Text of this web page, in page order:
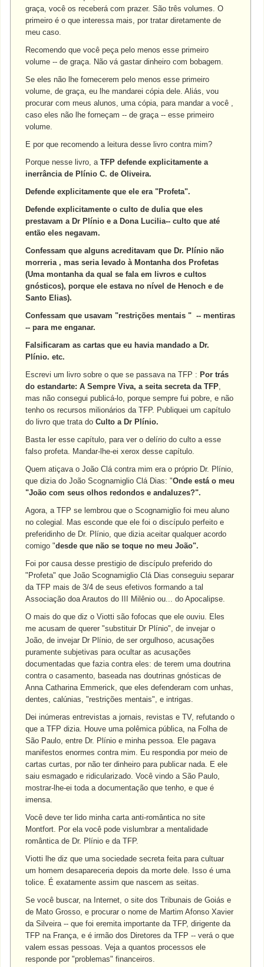
graça, você os receberá com prazer. São três volumes. O
primeiro é o que interessa mais, por tratar diretamente de
meu caso.
Recomendo que você peça pelo menos esse primeiro
volume -- de graça. Não vá gastar dinheiro com bobagem.
Se eles não lhe fornecerem pelo menos esse primeiro
volume, de graça, eu lhe mandarei cópia dele. Aliás, vou
procurar com meus alunos, uma cópia, para mandar a você ,
caso eles não lhe forneçam -- de graça -- esse primeiro
volume.
E por que recomendo a leitura desse livro contra mim?
Porque nesse livro, aTFP defende explicitamente a
inerrância de Plínio C. de Oliveira.
Defende explicitamente que ele era "Profeta".
Defende explicitamente o culto de dulia que eles
prestavam a Dr Plínio e a Dona Lucilia-- culto que até
então eles negavam.
Confessam que alguns acreditavam que Dr. Plínio não
morreria , mas seria levado à Montanha dos Profetas
(Uma montanha da qual se fala em livros e cultos
gnósticos), porque ele estava no nível de Henoch e de
Santo Elias).
Confessam que usavam "restrições mentais " -- mentiras
-- para me enganar.
Falsificaram as cartas que eu havia mandado a Dr.
Plínio. etc.
Escrevi um livro sobre o que se passava na TFP : Por trás
do estandarte: A Sempre Viva, a seita secreta da TFP,
mas não consegui publicá-lo, porque sempre fui pobre, e não
tenho os recursos milionários da TFP. Publiquei um capítulo
do livro que trata do Culto a Dr Plínio.
Basta ler esse capítulo, para ver o delírio do culto a esse
falso profeta. Mandar-lhe-ei xerox desse capítulo.
Quem atiçava o João Clá contra mim era o próprio Dr. Plínio,
que dizia do João Scognamiglio Clá Dias: "Onde está o meu
"João com seus olhos redondos e andaluzes?".
Agora, a TFP se lembrou que o Scognamiglio foi meu aluno
no colegial. Mas esconde que ele foi o discípulo perfeito e
preferidinho de Dr. Plínio, que dizia aceitar qualquer acordo
comigo "desde que não se toque no meu João".
Foi por causa desse prestigio de discípulo preferido do
"Profeta" que João Scognamiglio Clá Dias conseguiu separar
da TFP mais de 3/4 de seus efetivos formando a tal
Associação doa Arautos do III Milênio ou... do Apocalipse.
O mais do que diz o Viotti são fofocas que ele ouviu. Eles
me acusam de querer "substituir Dr Plínio", de invejar o
João, de invejar Dr Plínio, de ser orgulhoso, acusações
puramente subjetivas para ocultar as acusações
documentadas que fazia contra eles: de terem uma doutrina
contra o casamento, baseada nas doutrinas gnósticas de
Anna Catharina Emmerick, que eles defenderam com unhas,
dentes, calúnias, "restrições mentais", e intrigas.
Dei inúmeras entrevistas a jornais, revistas e TV, refutando o
que a TFP dizia. Houve uma polêmica pública, na Folha de
São Paulo, entre Dr. Plínio e minha pessoa. Ele pagava
manifestos enormes contra mim. Eu respondia por meio de
cartas curtas, por não ter dinheiro para publicar nada. E ele
saiu esmagado e ridicularizado. Você vindo a São Paulo,
mostrar-lhe-ei toda a documentação que tenho, e que é
imensa.
Você deve ter lido minha carta anti-romântica no site
Montfort. Por ela você pode vislumbrar a mentalidade
romântica de Dr. Plínio e da TFP.
Viotti lhe diz que uma sociedade secreta feita para cultuar
um homem desapareceria depois da morte dele. Isso é uma
tolice. É exatamente assim que nascem as seitas.
Se você buscar, na Internet, o site dos Tribunais de Goiás e
de Mato Grosso, e procurar o nome de Martim Afonso Xavier
da Silveira -- que foi eremita importante da TFP, dirigente da
TFP na França, e é irmão dos Diretores da TFP -- verá o que
valem essas pessoas. Veja a quantos processos ele
responde por "problemas" financeiros.